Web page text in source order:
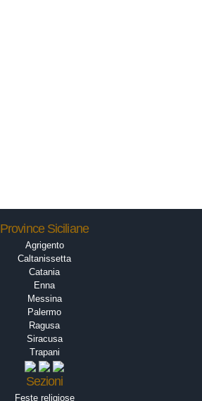
Province Siciliane
Agrigento
Caltanissetta
Catania
Enna
Messina
Palermo
Ragusa
Siracusa
Trapani
Sezioni
Feste religiose